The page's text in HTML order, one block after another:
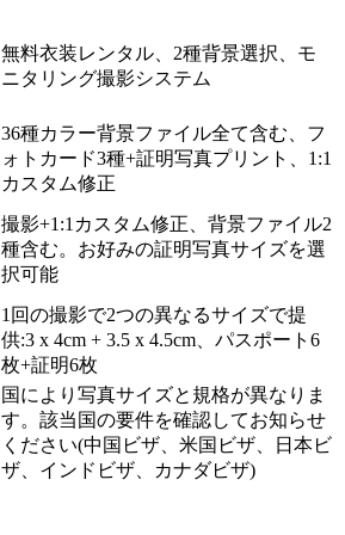
無料衣装レンタル、2種背景選択、モ
ニタリング撮影システム
36種カラー背景ファイル全て含む、フ
ォトカード3種+証明写真プリント、1:1
カスタム修正
撮影+1:1カスタム修正、背景ファイル2
種含む。お好みの証明写真サイズを選
択可能
1回の撮影で2つの異なるサイズで提
供:3 x 4cm + 3.5 x 4.5cm、パスポート6
枚+証明6枚
国により写真サイズと規格が異なりま
す。該当国の要件を確認してお知らせ
ください(中国ビザ、米国ビザ、日本ビ
ザ、インドビザ、カナダビザ)